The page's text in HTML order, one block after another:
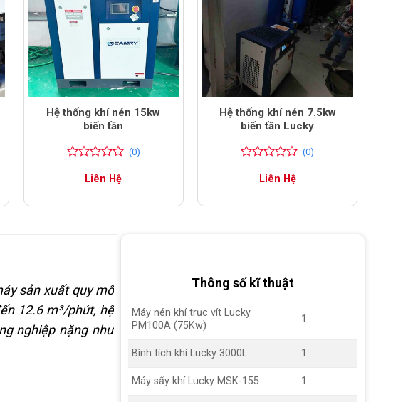
Hệ thống khí nén 15kw
biến tần
(0)
Liên Hệ
Hệ thống khí nén 7.5kw
biến tần Lucky
(0)
Liên Hệ
sản xuất quy mô
12.6 m³/phút, hệ
nghiệp nặng như
Thông số kĩ thuật
Máy nén khí trục vít Lucky
PM100A (75Kw)
1
Bình tích khí Lucky 3000L 1
Máy sấy khí Lucky MSK-155 1